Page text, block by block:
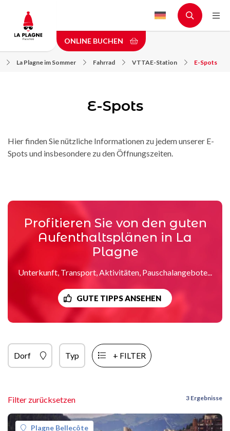
main
content
ONLINE BUCHEN
La Plagne im Sommer Fahrrad VTTAE-Station E-Spots
E-Spots
Hier finden Sie nützliche Informationen zu jedem unserer E-
Spots und insbesondere zu den Öffnungszeiten.
Profitieren Sie von den guten
Aufenthaltsplänen in La
Plagne
Unterkunft, Transport, Aktivitäten, Pauschalangebote...
GUTE TIPPS ANSEHEN
Dorf Typ + FILTER
Filter zurücksetzen 3 Ergebnisse
Plagne Bellecôte